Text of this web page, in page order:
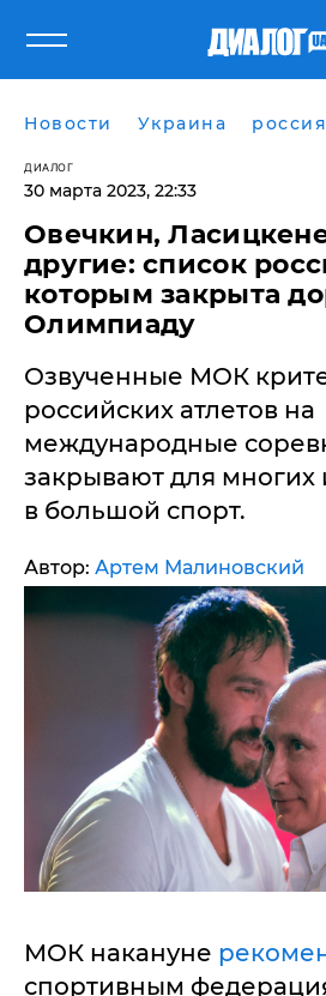
Новости Украина россия
ДИАЛОГ
30 марта 2023, 22:33
Овечкин,
другие: список
которым закрыта
Олимпиаду
Озвученные МОК
российских атлетов на
международные
закрывают для многих
в большой спорт.
Автор: Артем Малиновский
МОК накануне
спортивным